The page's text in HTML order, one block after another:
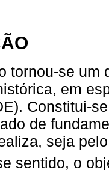
tornou-se um
em
Constitui-
de
seja
sentido, o